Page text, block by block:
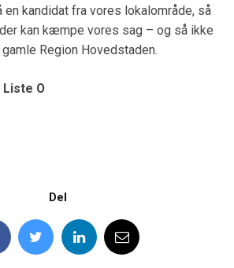
kandidat fra vores lokalområde, så
kan kæmpe vores sag – og så ikke
Region Hovedstaden.
Liste O
Del